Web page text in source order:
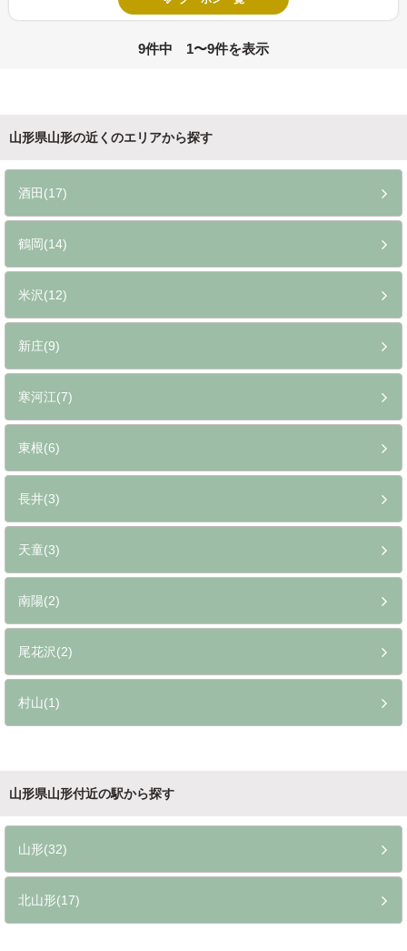
9件中 1〜9件を表示
山形県山形の近くのエリアから探す
酒田(17)
鶴岡(14)
米沢(12)
新庄(9)
寒河江(7)
東根(6)
長井(3)
天童(3)
南陽(2)
尾花沢(2)
村山(1)
山形県山形付近の駅から探す
山形(32)
北山形(17)